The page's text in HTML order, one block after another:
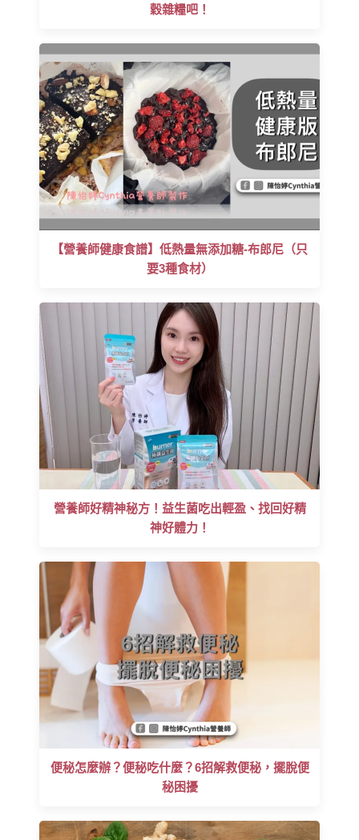
穀雜糧吧！
【營養師健康食譜】低熱量無添加糖-布郎尼（只
要3種食材）
營養師好精神秘方！益生菌吃出輕盈、找回好精
神好體力！
便秘怎麼辦？便秘吃什麼？6招解救便秘，擺脫便
秘困擾